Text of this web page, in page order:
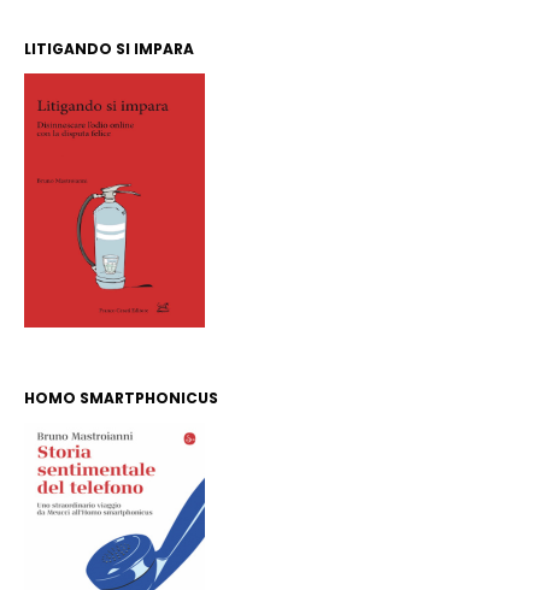
LITIGANDO SI IMPARA
HOMO SMARTPHONICUS